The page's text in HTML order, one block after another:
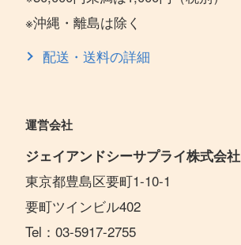
※沖縄・離島は除く
配送・送料の詳細
運営会社
ジェイアンドシーサプライ株式会社
東京都豊島区要町1-10-1
要町ツインビル402
Tel：03-5917-2755